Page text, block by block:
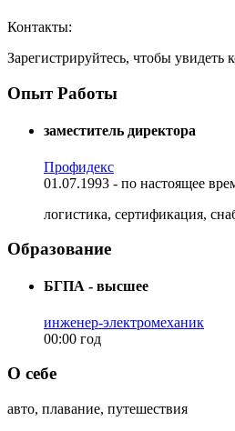
Контакты:
Зарегистрируйтесь, чтобы увидеть
Опыт Работы
заместитель директора
Профидекс
01.07.1993 - по настоящее
логистика, сертификация,
Образование
БГПА - высшее
инженер-электромеханик
00:00 год
О себе
авто, плавание, путешествия